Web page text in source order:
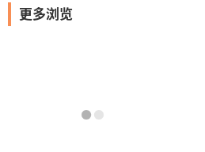
更多浏览